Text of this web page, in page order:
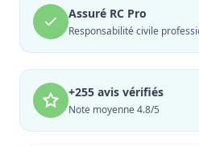
Assuré RC Pro
Responsabilité civile
+255 avis vérifiés
Note moyenne 4.8/5